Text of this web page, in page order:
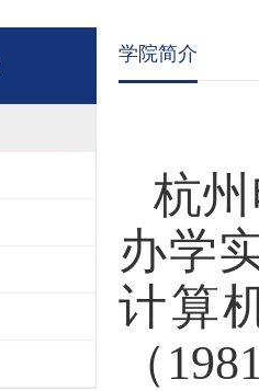
学院简介
杭
办学
计算
（